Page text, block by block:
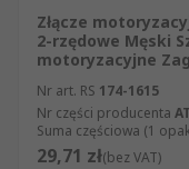
Złącze
2-rzędowe Męski
motoryzacyjne
Nr art. RS 174-1615
Nr części producenta
Suma częściowa (1
29,71 zł(bez VAT)